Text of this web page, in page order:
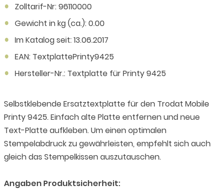
Zolltarif-Nr: 96110000
Gewicht in kg (ca.): 0.00
Im Katalog seit: 13.06.2017
EAN: TextplattePrinty9425
Hersteller-Nr.: Textplatte für Printy 9425
Selbstklebende Ersatztextplatte für den Trodat Mobile
Printy 9425. Einfach alte Platte entfernen und neue
Text-Platte aufkleben. Um einen optimalen
Stempelabdruck zu gewährleisten, empfehlt sich auch
gleich das Stempelkissen auszutauschen.
Angaben Produktsicherheit: